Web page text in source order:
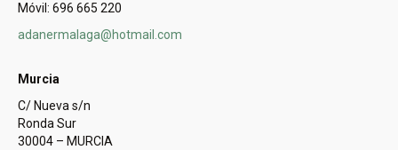
Móvil: 696 665 220
adanermalaga@hotmail.com
Murcia
C/ Nueva s/n
Ronda Sur
30004 – MURCIA